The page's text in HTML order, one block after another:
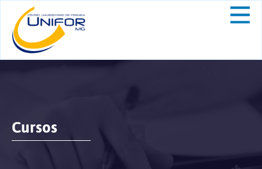
Cursos